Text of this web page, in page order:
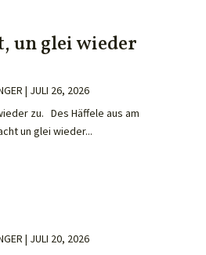
un glei wieder
| JULI 26, 2026
zu. Des Häffele aus am
un glei wieder...
| JULI 20, 2026